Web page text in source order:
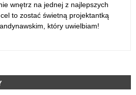
wnętrz na jednej z najlepszych
to zostać świetną projektantką
który uwielbiam!